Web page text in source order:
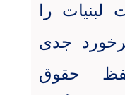
را
جدی
حقوق